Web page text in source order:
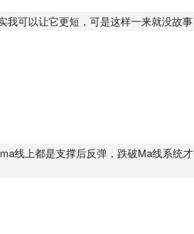
可以让它更短，可是这样一来就没故事
线上都是支撑后反弹，跌破Ma线系统